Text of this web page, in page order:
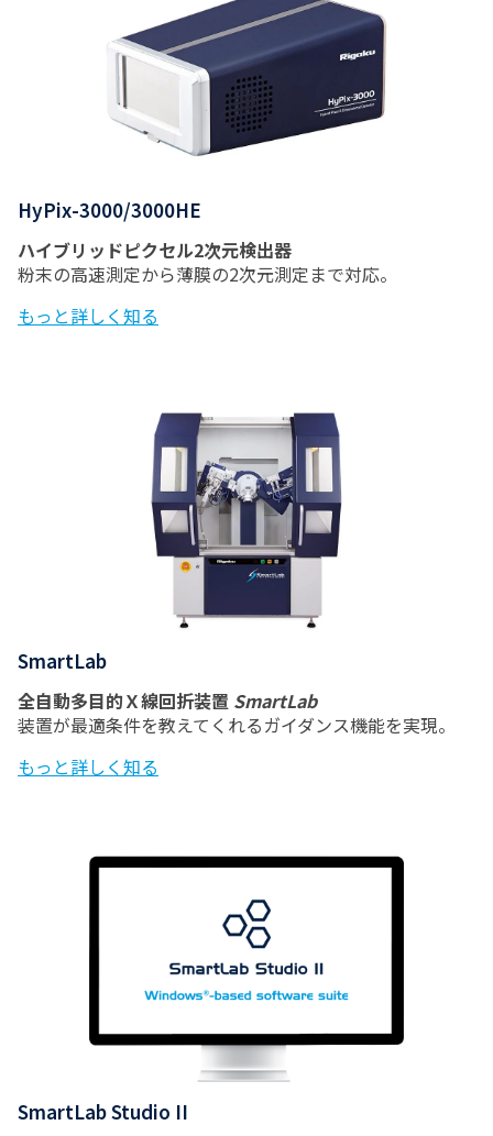
HyPix-3000/3000HE
ハイブリッドピクセル2次元検出器
粉末の高速測定から薄膜の2次元測定まで対応。
もっと詳しく知る
SmartLab
全自動多目的Ｘ線回折装置 SmartLab
装置が最適条件を教えてくれるガイダンス機能を実現。
もっと詳しく知る
SmartLab Studio II